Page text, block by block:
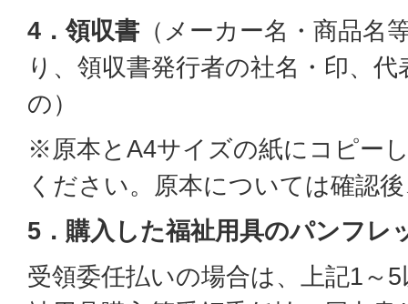
4．領収書 （メーカー名・商品名
り、領収書発行者の社名・印、
の）
※原本とA4サイズの紙にコピー
ください。原本については確認
5．購入した福祉用具のパンフレ
受領委任払いの場合は、上記1～